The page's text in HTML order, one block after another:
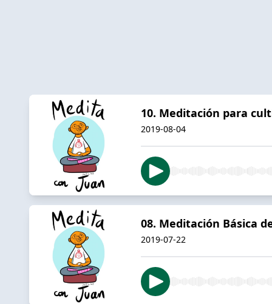
10. Meditación para
2019-08-04
08. Meditación Básica
2019-07-22